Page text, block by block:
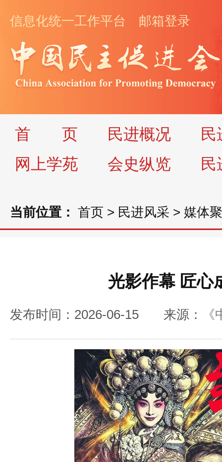
信息化统一工作平台 邮箱登录
首 页 民进概况
民
网上学苑
会史纵览 民
当前位置： 首页 > 民进风采 > 媒体
光影作幕 匠心
发布时间：2026-06-15 来源：